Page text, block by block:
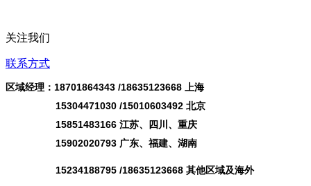
关注我们
联系方式
区域经理：18701864343 /18635123668 上海
15304471030 /15010603492 北京
15851483166 江苏、四川、重庆
15902020793 广东、福建、湖南
15234188795 /18635123668 其他区域及海外